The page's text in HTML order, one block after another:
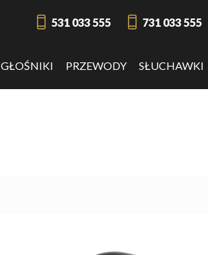
531 033 555 731 033 555
GŁOŚNIKI PRZEWODY SŁUCHAWKI